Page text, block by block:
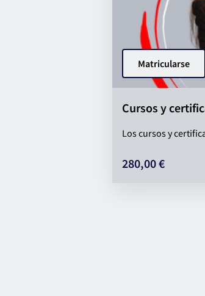
Matricularse
Cursos y
Los cursos y
280,00 €